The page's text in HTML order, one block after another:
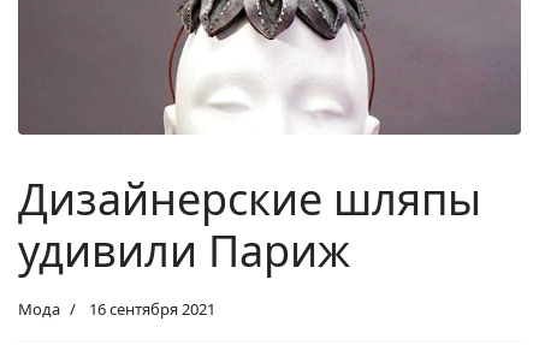
Дизайнерские шляпы
удивили Париж
Мода 16 сентября 2021